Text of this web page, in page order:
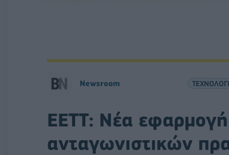
Newsroom
ΕΕΤΤ: Νέα εφαρμογή
ανταγωνιστικών